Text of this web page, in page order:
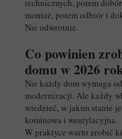
technicznych, potem
montaż, potem odbiór i
Nie odwrotnie.
Co powinien
domu w 2026
Nie każdy dom wymaga
modernizacji. Ale każdy
wiedzieć, w jakim stanie
kominowa i wentylacyjna.
W praktyce warto zrobić